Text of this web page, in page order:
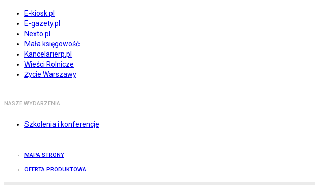
E-kiosk.pl
E-gazety.pl
Nexto.pl
Mała księgowość
Kancelarierp.pl
Wieści Rolnicze
Życie Warszawy
NASZE WYDARZENIA
Szkolenia i konferencje
MAPA STRONY
OFERTA PRODUKTOWA